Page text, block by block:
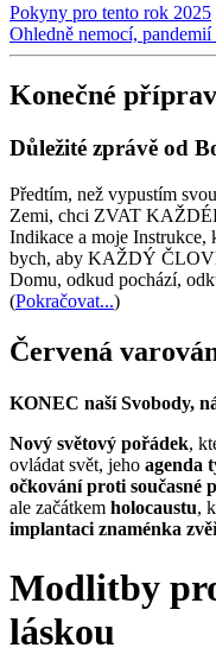
Pokyny pro tento rok 2025
Ohledně nemocí,
Konečné
Důležité zprávě od
Předtím, než vypustím
Zemi, chci ZVAT
Indikace a moje Instrukce,
bych, aby KAŽDÝ
Domu, odkud pochází,
(Pokračovat...)
Červená
KONEC naší Svobody,
Nový světový pořádek,
ovládat svět, jeho agenda
očkování proti současné
ale začátkem holocaustu,
implantaci znaménka
Modlitby
láskou